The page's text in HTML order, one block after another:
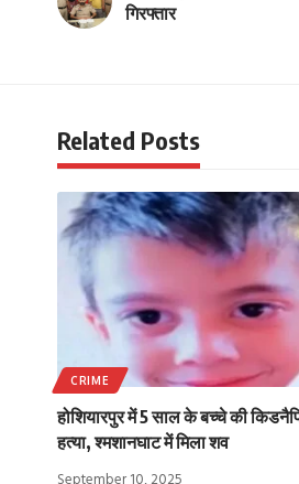
गिरफ्तार
Related Posts
CRIME
होशियारपुर में 5 साल के बच्चे की
हत्या, श्मशानघाट में मिला शव